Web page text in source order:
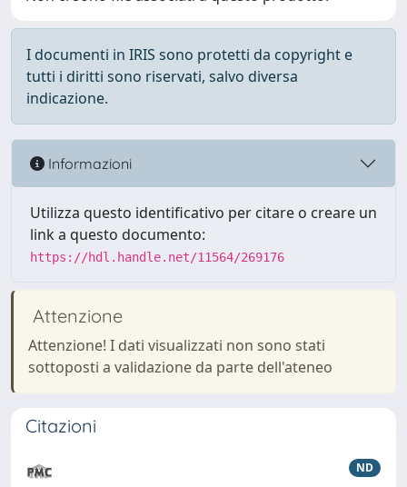
I documenti in IRIS sono protetti da copyright e
tutti i diritti sono riservati, salvo diversa
indicazione.
Informazioni
Utilizza questo identificativo per citare o creare un
link a questo documento:
https://hdl.handle.net/11564/269176
Attenzione
Attenzione! I dati visualizzati non sono stati
sottoposti a validazione da parte dell'ateneo
Citazioni
ND